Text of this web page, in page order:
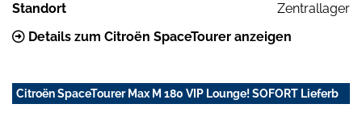
Standort
Zentrallager
Details zum Citroën SpaceTourer anzeigen
Citroën SpaceTourer Max M 180 VIP Lounge! SOFORT Lieferb